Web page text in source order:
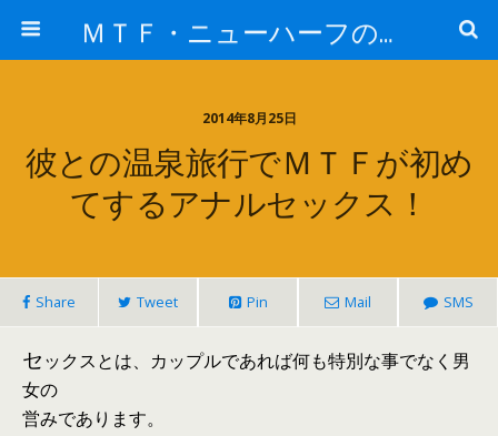
ＭＴＦ・ニューハーフの女子力アップと変身後の処世術！！
2014年8月25日
彼との温泉旅行でＭＴＦが初め
てするアナルセックス！
Share Tweet Pin Mail SMS
セックスとは、カップルであれば何も特別な事でなく男
女の
営みであります。